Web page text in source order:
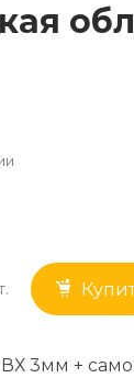
3мм +